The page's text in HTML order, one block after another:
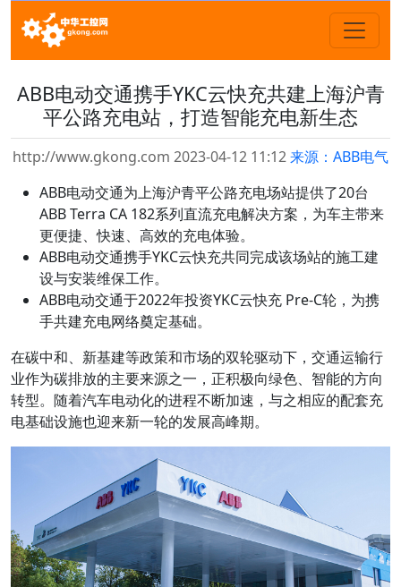
ABB电动交通携手YKC云快充共建上海沪青
平公路充电站，打造智能充电新生态
http://www.gkong.com 2023-04-12 11:12来源：ABB电气
ABB电动交通为上海沪青平公路充电场站提供了20台
ABB Terra CA 182系列直流充电解决方案，为车主带来
更便捷、快速、高效的充电体验。
ABB电动交通携手YKC云快充共同完成该场站的施工建
设与安装维保工作。
ABB电动交通于2022年投资YKC云快充 Pre-C轮，为携
手共建充电网络奠定基础。
在碳中和、新基建等政策和市场的双轮驱动下，交通运输行
业作为碳排放的主要来源之一，正积极向绿色、智能的方向
转型。随着汽车电动化的进程不断加速，与之相应的配套充
电基础设施也迎来新一轮的发展高峰期。